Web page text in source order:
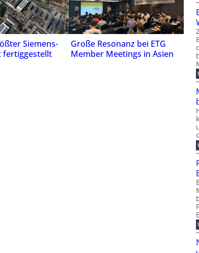
Siemens-
fertiggestellt
Große Resonanz bei ETG
Member Meetings in Asien